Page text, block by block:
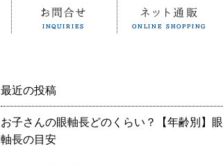
最近の投稿
お子さんの眼軸長どのくらい？【年齢別】眼
軸長の目安